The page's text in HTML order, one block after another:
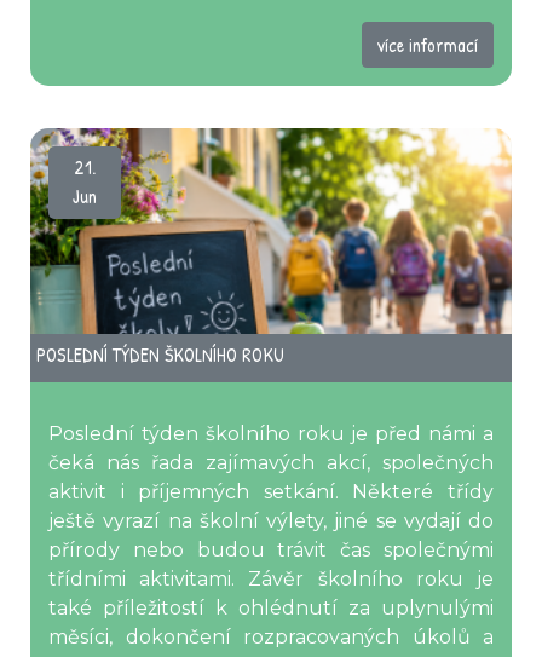
více informací
21.
Jun
POSLEDNÍ TÝDEN ŠKOLNÍHO ROKU
Poslední týden školního roku je před námi a
čeká nás řada zajímavých akcí, společných
aktivit i příjemných setkání. Některé třídy
ještě vyrazí na školní výlety, jiné se vydají do
přírody nebo budou trávit čas společnými
třídními aktivitami. Závěr školního roku je
také příležitostí k ohlédnutí za uplynulými
měsíci, dokončení rozpracovaných úkolů a